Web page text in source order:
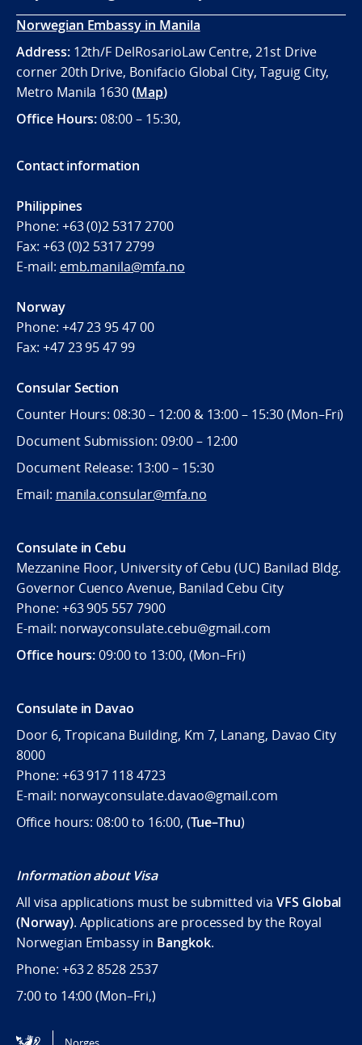
Norwegian Embassy in Manila
Address:12th/F DelRosarioLaw Centre, 21st Drive
corner 20th Drive, Bonifacio Global City, Taguig City,
Metro Manila 1630(Map)
Office Hours:08:00 – 15:30,
Contact information
Philippines
Phone: +63 (0)2 5317 2700
Fax: +63 (0)2 5317 2799
E-mail: emb.manila@mfa.no
Norway
Phone: +47 23 95 47 00
Fax: +47 23 95 47 99
Consular Section
Counter Hours: 08:30 – 12:00 & 13:00 – 15:30 (Mon–Fri)
Document Submission: 09:00 – 12:00
Document Release: 13:00 – 15:30
Email: manila.consular@mfa.no
Consulate in Cebu
Mezzanine Floor, University of Cebu (UC) Banilad Bldg.
Governor Cuenco Avenue, Banilad Cebu City
Phone: +63 905 557 7900
E-mail: norwayconsulate.cebu@gmail.com
Office hours:09:00 to 13:00, (Mon–Fri)
Consulate in Davao
Door 6, Tropicana Building, Km 7, Lanang, Davao City
8000
Phone: +63 917 118 4723
E-mail: norwayconsulate.davao@gmail.com
Office hours: 08:00 to 16:00, (Tue–Thu)
Information about Visa
All visa applications must be submitted via VFS Global
(Norway). Applications are processed by the Royal
Norwegian Embassy in Bangkok.
Phone: +63 2 8528 2537
7:00 to 14:00 (Mon–Fri,)